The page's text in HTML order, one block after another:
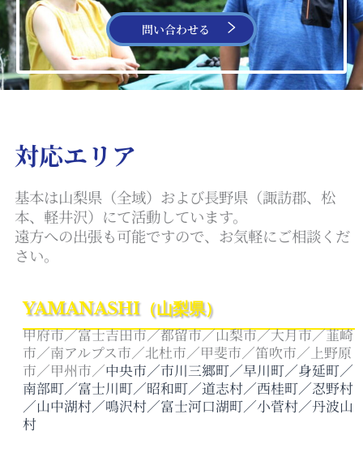
問い合わせる
対応エリア
基本は山梨県（全域）および長野県（諏訪郡、松
本、軽井沢）にて活動しています。
遠方への出張も可能ですので、お気軽にご相談くだ
さい。
YAMANASHI（山梨県）
甲府市／富士吉田市／都留市／山梨市／大月市／韮崎
市／南アルプス市／北杜市／甲斐市／笛吹市／上野原
市／甲州市／中央市／市川三郷町／早川町／身延町／
南部町／富士川町／昭和町／道志村／西桂町／忍野村
／山中湖村／鳴沢村／富士河口湖町／小菅村／丹波山
村